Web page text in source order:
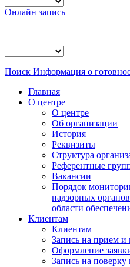
Онлайн запись
Поиск Информация о
Главная
О центре
О центре
Об организации
История
Реквизиты
Структура
Референтные
Вакансии
Порядок
надзорных
области
Клиентам
Клиентам
Запись на прием
Оформление
Запись на поверку